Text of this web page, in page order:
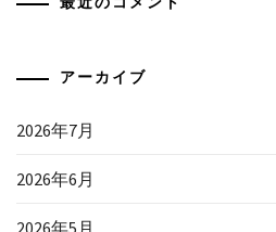
アーカイブ
2026年7月
2026年6月
2026年5月